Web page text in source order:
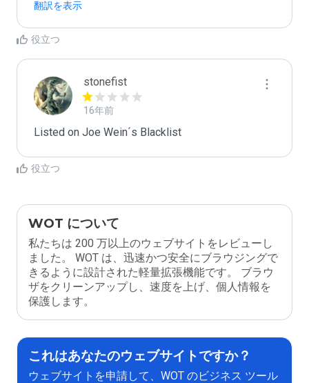
翻訳を表示
役立つ
stonefist
16年前
Listed on Joe Wein´s Blacklist
役立つ
WOT について
私たちは 200 万以上のウェブサイトをレビューし
ました。 WOT は、迅速かつ安全にブラウジングで
きるように設計された軽量拡張機能です。 ブラウ
ザをクリーンアップし、速度を上げ、個人情報を
保護します。
これはあなたのウェブサイトですか？
ウェブサイトを申請して、WOT のビジネス ツール